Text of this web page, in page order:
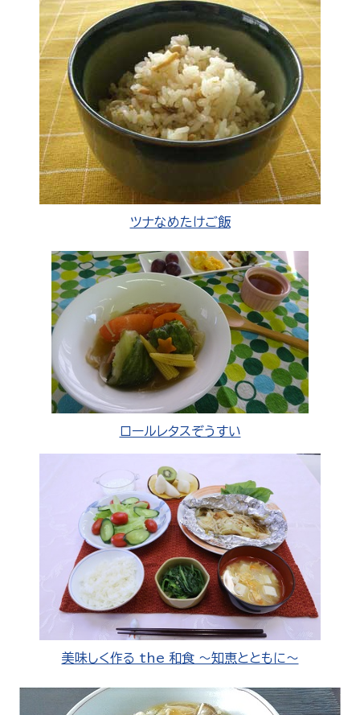
ツナなめたけご飯
ロールレタスぞうすい
美味しく作る the 和食 ～知恵とともに～